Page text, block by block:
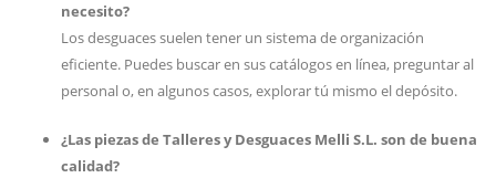
necesito?
Los desguaces suelen tener un sistema de organización
eficiente. Puedes buscar en sus catálogos en línea, preguntar al
personal o, en algunos casos, explorar tú mismo el depósito.
¿Las piezas de Talleres y Desguaces Melli S.L. son de buena
calidad?